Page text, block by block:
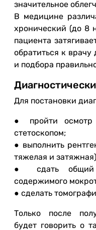
значительное
В медицине
хронический (до 8
пациента
обратиться к
и подбора
Для постановки
● пройти осмотр
стетоскопом;
● выполнить
тяжелая и
● сдать общий
содержимого
● сделать
Только после
будет говорить о